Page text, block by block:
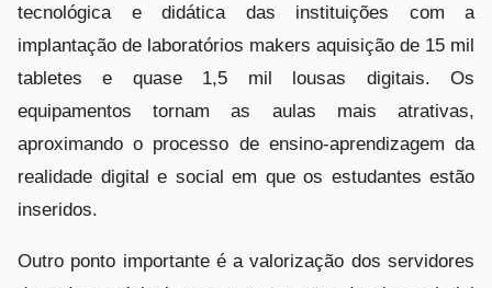
tecnológica e didática das instituições com a
implantação de laboratórios makers aquisição de 15 mil
tabletes e quase 1,5 mil lousas digitais. Os
equipamentos tornam as aulas mais atrativas,
aproximando o processo de ensino-aprendizagem da
realidade digital e social em que os estudantes estão
inseridos.
Outro ponto importante é a valorização dos servidores